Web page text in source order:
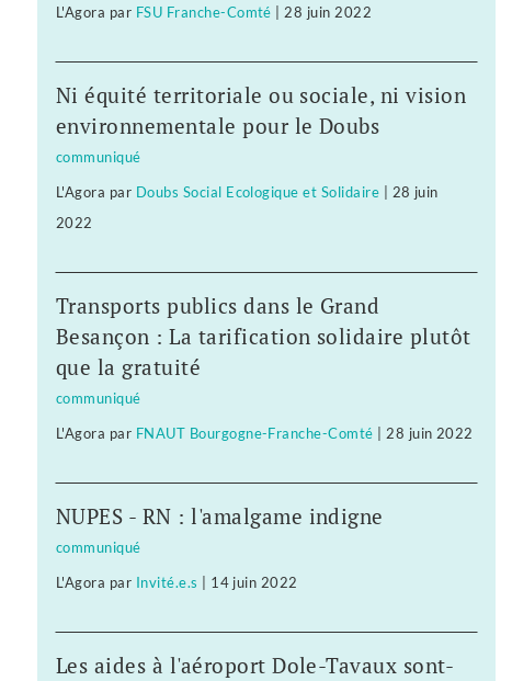
L'Agora par FSU Franche-Comté 28 juin 2022
Ni équité territoriale ou sociale, ni vision
environnementale pour le Doubs
communiqué
L'Agora par Doubs Social Ecologique et Solidaire
28 juin
2022
Transports publics dans le Grand
Besançon : La tarification solidaire plutôt
que la gratuité
communiqué
L'Agora par FNAUT Bourgogne-Franche-Comté 28 juin 2022
NUPES - RN : l'amalgame indigne
communiqué
L'Agora par Invité.e.s 14 juin 2022
Les aides à l'aéroport Dole-Tavaux sont-